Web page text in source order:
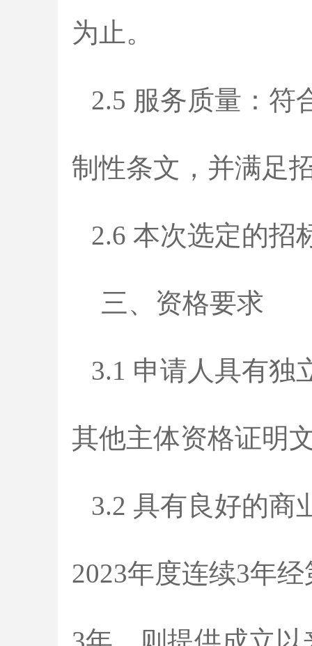
为止。
2.5 服务质量：符
制性条文，并满足
2.6 本次选定的招
三、资格要求
3.1 申请人具有独
其他主体资格证明
3.2 具有良好的商
2023年度连续3年